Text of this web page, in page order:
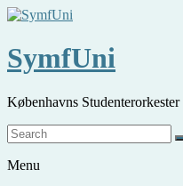
Skip
content
SymfUni
Københavns Studenterorkester
Menu